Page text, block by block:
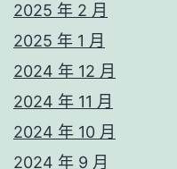
2025 年 2 月
2025 年 1 月
2024 年 12 月
2024 年 11 月
2024 年 10 月
2024 年 9 月